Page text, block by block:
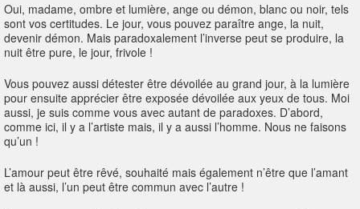
Oui, madame, ombre et lumière, ange ou démon, blanc ou noir, tels
sont vos certitudes. Le jour, vous pouvez paraître ange, la nuit,
devenir démon. Mais paradoxalement l’inverse peut se produire, la
nuit être pure, le jour, frivole !
Vous pouvez aussi détester être dévoilée au grand jour, à la lumière
pour ensuite apprécier être exposée dévoilée aux yeux de tous. Moi
aussi, je suis comme vous avec autant de paradoxes. D’abord,
comme ici, il y a l’artiste mais, il y a aussi l’homme. Nous ne faisons
qu’un !
L’amour peut être rêvé, souhaité mais également n’être que l’amant
et là aussi, l’un peut être commun avec l’autre !